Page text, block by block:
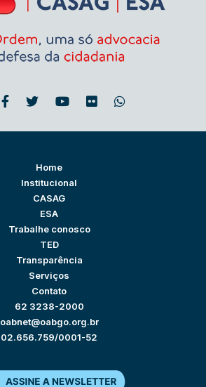
Home
Institucional
CASAG
ESA
Trabalhe conosco
TED
Transparência
Serviços
Contato
62 3238-2000
oabnet@oabgo.org.br
02.656.759/0001-52